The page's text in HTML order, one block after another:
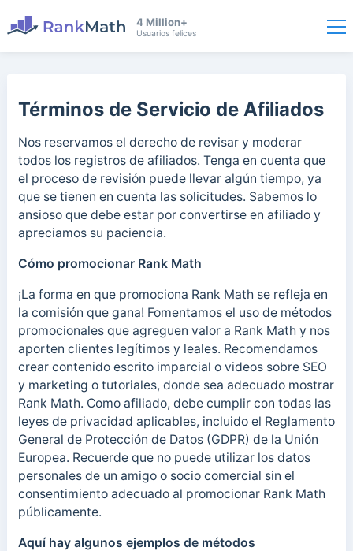
4 Million+
Usuarios felices
Términos de Servicio de Afiliados
Nos reservamos el derecho de revisar y moderar
todos los registros de afiliados. Tenga en cuenta que
el proceso de revisión puede llevar algún tiempo, ya
que se tienen en cuenta las solicitudes. Sabemos lo
ansioso que debe estar por convertirse en afiliado y
apreciamos su paciencia.
Cómo promocionar Rank Math
¡La forma en que promociona Rank Math se refleja en
la comisión que gana! Fomentamos el uso de métodos
promocionales que agreguen valor a Rank Math y nos
aporten clientes legítimos y leales. Recomendamos
crear contenido escrito imparcial o videos sobre SEO
y marketing o tutoriales, donde sea adecuado mostrar
Rank Math. Como afiliado, debe cumplir con todas las
leyes de privacidad aplicables, incluido el Reglamento
General de Protección de Datos (GDPR) de la Unión
Europea. Recuerde que no puede utilizar los datos
personales de un amigo o socio comercial sin el
consentimiento adecuado al promocionar Rank Math
públicamente.
Aquí hay algunos ejemplos de métodos